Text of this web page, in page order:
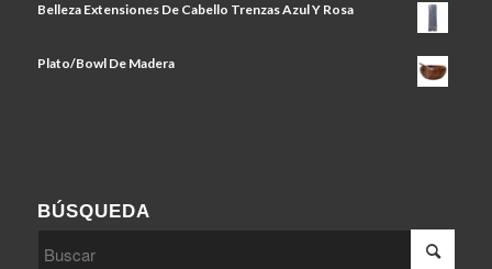
Belleza Extensiones De Cabello Trenzas Azul Y Rosa
Plato/Bowl De Madera
BÚSQUEDA